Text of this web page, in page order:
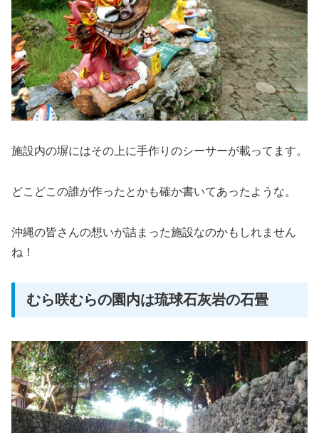
施設内の塀にはその上に手作りのシーサーが載ってます。
どこどこの誰が作ったとかも確か書いてあったような。
沖縄の皆さんの想いが詰まった施設なのかもしれません
ね！
むら咲むらの園内は琉球石灰岩の石畳